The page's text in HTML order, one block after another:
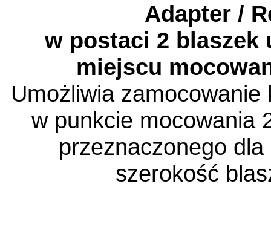
Adapter /
w postaci 2 blaszek
miejscu
Umożliwia
w punkcie mocowania
przeznaczonego
szerokość